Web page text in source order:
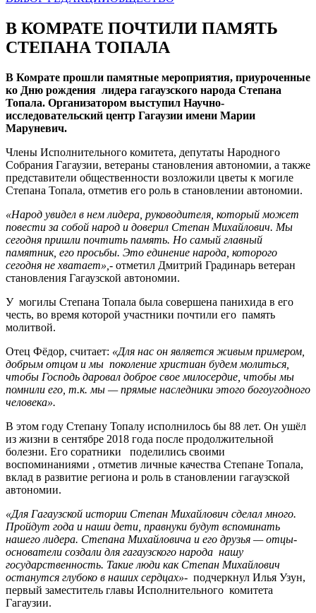
В КОМРАТЕ ПОЧТИЛИ ПАМЯТЬ
СТЕПАНА ТОПАЛА
В Комрате прошли памятные мероприятия, приуроченные
ко Дню рождения лидера гагаузского народа Степана
Топала. Организатором выступил Научно-
исследовательский центр Гагаузии имени Марии
Маруневич.
Члены Исполнительного комитета, депутаты Народного
Собрания Гагаузии, ветераны становления автономии, а также
представители общественности возложили цветы к могиле
Степана Топала, отметив его роль в становлении автономии.
«Народ увидел в нем лидера, руководителя, который может
повести за собой народ и доверил Степан Михайлович. Мы
сегодня пришли почтить память. Но самый главный
памятник, его просьбы. Это единение народа, которого
сегодня не хватает»,- отметил Дмитрий Градинарь ветеран
становления Гагаузской автономии.
У могилы Степана Топала была совершена панихида в его
честь, во время которой участники почтили его память
молитвой.
Отец Фёдор, считает: «Для нас он является живым примером,
добрым отцом и мы поколение христиан будем молиться,
чтобы Господь даровал доброе свое милосердие, чтобы мы
помнили его, т.к. мы — прямые наследники этого богоугодного
человека».
В этом году Степану Топалу исполнилось бы 88 лет. Он ушёл
из жизни в сентябре 2018 года после продолжительной
болезни. Его соратники поделились своими
воспоминаниями , отметив личные качества Степане Топала,
вклад в развитие региона и роль в становлении гагаузской
автономии.
«Для Гагаузской истории Степан Михайлович сделал много.
Пройдут года и наши дети, правнуки будут вспоминать
нашего лидера. Степана Михайловича и его друзья — отцы-
основатели создали для гагаузского народа нашу
государственность. Такие люди как Степан Михайлович
останутся глубоко в наших сердцах»- подчеркнул Илья Узун,
первый заместитель главы Исполнительного комитета
Гагаузии.